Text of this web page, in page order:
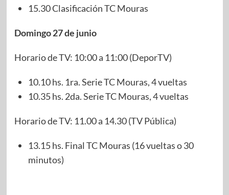
15.30 Clasificación TC Mouras
Domingo 27 de junio
Horario de TV: 10:00 a 11:00 (DeporTV)
10.10 hs. 1ra. Serie TC Mouras, 4 vueltas
10.35 hs. 2da. Serie TC Mouras, 4 vueltas
Horario de TV: 11.00 a 14.30 (TV Pública)
13.15 hs. Final TC Mouras (16 vueltas o 30
minutos)